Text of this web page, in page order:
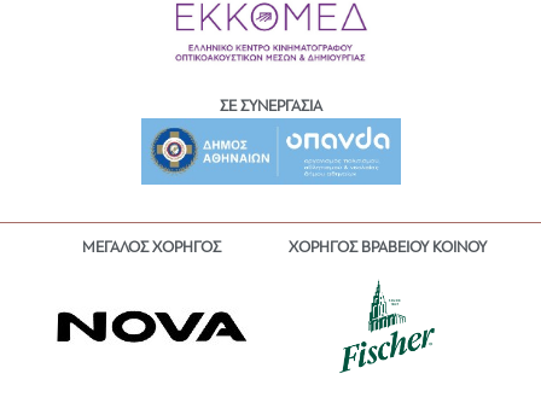
ΣΕ ΣΥΝΕΡΓΑΣΙΑ
ΜΕΓΑΛΟΣ ΧΟΡΗΓΟΣ ΧΟΡΗΓΟΣ ΒΡΑΒΕΙΟΥ ΚΟΙΝΟΥ